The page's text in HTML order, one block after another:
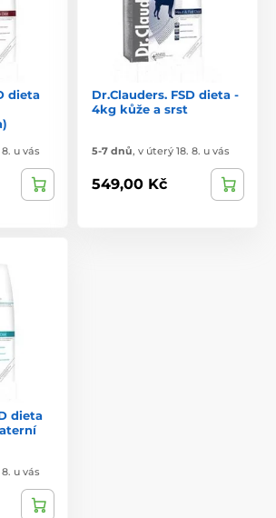
dieta
u vás
Dr.Clauders. FSD dieta -
4kg kůže a srst
5-7 dnů, v úterý 18. 8. u vás
549,00 Kč
dieta
u vás